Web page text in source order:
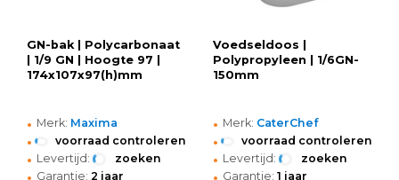
GN-bak | Polycarbonaat
| 1/9 GN | Hoogte 97 |
174x107x97(h)mm
• Merk: Maxima
• voorraad controleren
• Levertijd: zoeken
Garantie: 2 jaar
Voedseldoos |
Polypropyleen | 1/6GN-
150mm
• Merk: CaterChef
• voorraad controleren
• Levertijd: zoeken
Garantie: 1 jaar